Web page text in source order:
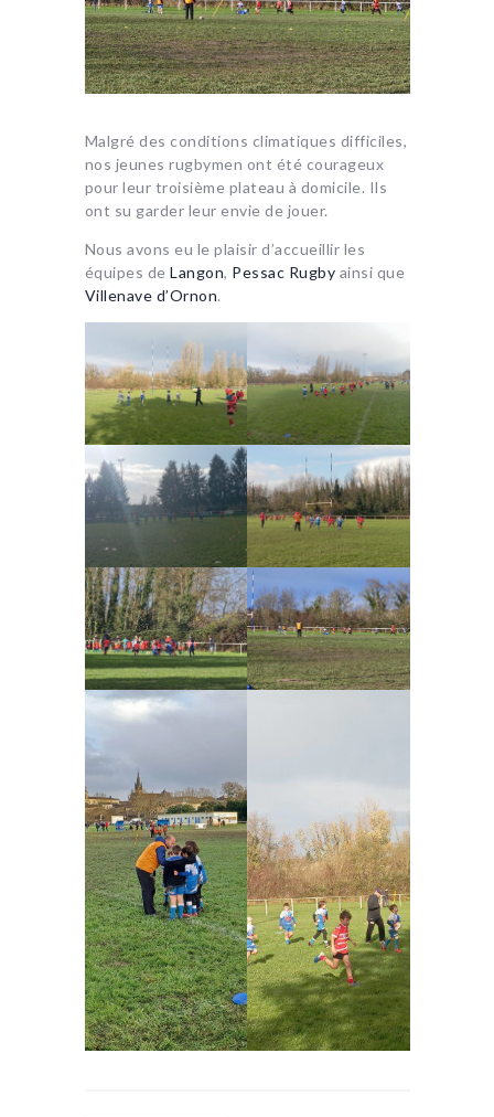
Malgré des conditions climatiques difficiles,
nos jeunes rugbymen ont été courageux
pour leur troisième plateau à domicile. Ils
ont su garder leur envie de jouer.
Nous avons eu le plaisir d’accueillir les
équipes de Langon, Pessac Rugby ainsi que
Villenave d’Ornon.